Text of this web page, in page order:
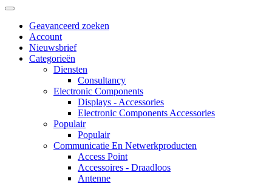
Geavanceerd zoeken
Account
Nieuwsbrief
Categorieën
Diensten
Consultancy
Electronic Components
Displays - Accessories
Electronic Components Accessories
Populair
Populair
Communicatie En Netwerkproducten
Access Point
Accessoires - Draadloos
Antenne